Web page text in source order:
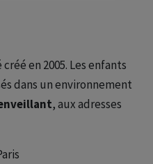
en 2005. Les enfants
dans un environnement
, aux adresses